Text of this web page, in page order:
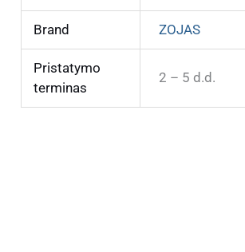
Brand ZOJAS
Pristatymo
terminas
2 – 5 d.d.